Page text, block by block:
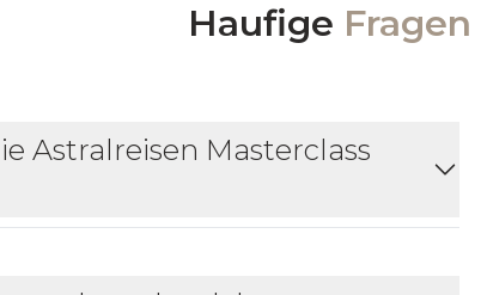
Haufige
Astralreisen Masterclass